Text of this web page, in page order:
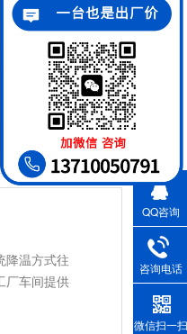
键因素。传
果有限，还
了解详情
降温方式往
厂车间提供
QQ咨询
咨询电话
微信扫一扫